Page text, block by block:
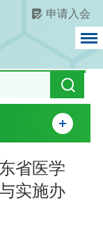
申请入会
省医学
实施办